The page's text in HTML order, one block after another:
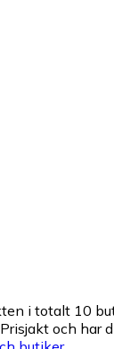
i totalt 10
och har